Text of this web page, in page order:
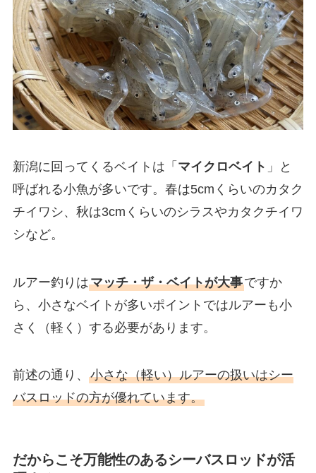
新潟に回ってくるベイトは「 マイクロベイト 」と
呼ばれる小魚が多いです。春は5cmくらいのカタク
チイワシ、秋は3cmくらいのシラスやカタクチイワ
シなど。
ルアー釣りはマッチ・ザ・ベイトが大事ですか
ら、小さなベイトが多いポイントではルアーも小
さく（軽く）する必要があります。
前述の通り、 小さな（軽い）ルアーの扱いはシー
バスロッドの方が優れています。
だからこそ万能性のあるシーバスロッドが活